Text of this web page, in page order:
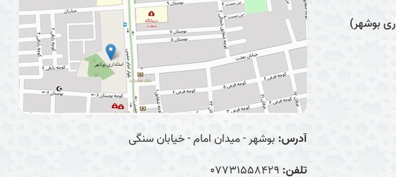
بوشهر)
آدرس: بوشهر - میدان امام - خیابان سنگی
تلفن: 07731558429